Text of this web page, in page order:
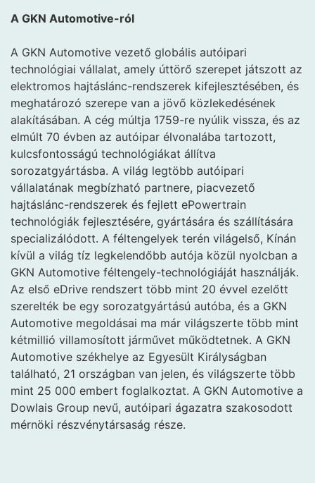
A GKN Automotive-ról
A GKN Automotive vezető globális autóipari
technológiai vállalat, amely úttörő szerepet játszott az
elektromos hajtáslánc-rendszerek kifejlesztésében, és
meghatározó szerepe van a jövő közlekedésének
alakításában. A cég múltja 1759-re nyúlik vissza, és az
elmúlt 70 évben az autóipar élvonalába tartozott,
kulcsfontosságú technológiákat állítva
sorozatgyártásba. A világ legtöbb autóipari
vállalatának megbízható partnere, piacvezető
hajtáslánc-rendszerek és fejlett ePowertrain
technológiák fejlesztésére, gyártására és szállítására
specializálódott. A féltengelyek terén világelső, Kínán
kívül a világ tíz legkelendőbb autója közül nyolcban a
GKN Automotive féltengely-technológiáját használják.
Az első eDrive rendszert több mint 20 évvel ezelőtt
szerelték be egy sorozatgyártású autóba, és a GKN
Automotive megoldásai ma már világszerte több mint
kétmillió villamosított járművet működtetnek. A GKN
Automotive székhelye az Egyesült Királyságban
található, 21 országban van jelen, és világszerte több
mint 25 000 embert foglalkoztat. A GKN Automotive a
Dowlais Group nevű, autóipari ágazatra szakosodott
mérnöki részvénytársaság része.